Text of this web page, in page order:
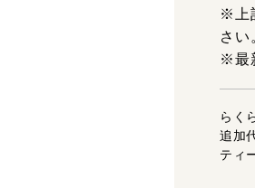
※上
さい
※最
らく
追加
ティ